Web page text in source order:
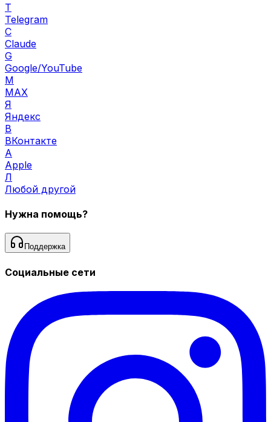
T
Telegram
C
Claude
G
Google/YouTube
M
MAX
Я
Яндекс
В
ВКонтакте
A
Apple
Л
Любой другой
Нужна помощь?
Поддержка
Социальные сети